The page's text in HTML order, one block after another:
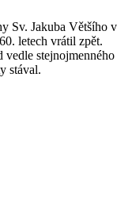
Sv. Jakuba Většího v
letech vrátil zpět.
stejnojmenného
stával.